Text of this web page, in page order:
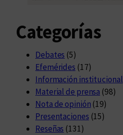
Categorías
Debates (5)
Efemérides (17)
Información institucional
Material de prensa (98)
Nota de opinión (19)
Presentaciones (15)
Reseñas (131)